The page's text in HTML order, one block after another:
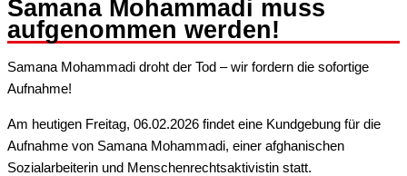
Samana Mohammadi muss
aufgenommen werden!
Samana Mohammadi droht der Tod – wir fordern die sofortige
Aufnahme!
Am heutigen Freitag, 06.02.2026 findet eine Kundgebung für die
Aufnahme von Samana Mohammadi, einer afghanischen
Sozialarbeiterin und Menschenrechtsaktivistin statt.